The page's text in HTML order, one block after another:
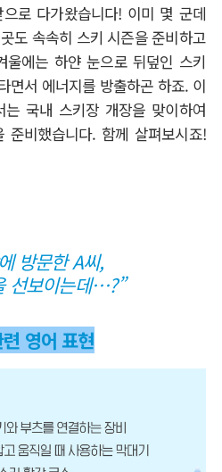
로 다가왔습니다! 이미 몇 군데
도 속속히 스키 시즌을 준비하고
울에는 하얀 눈으로 뒤덮인 스키
면서 에너지를 방출하곤 하죠. 이
는 국내 스키장 개장을 맞이하여
준비했습니다. 함께 살펴보시죠!
방문한 A씨,
선보이는데…?”
영어 표현